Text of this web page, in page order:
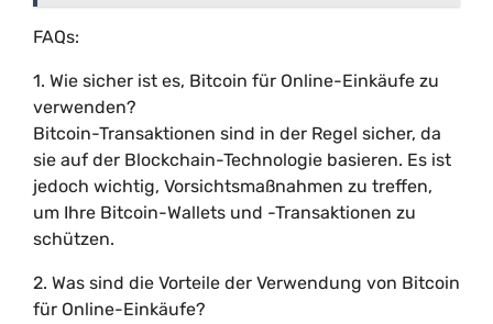
FAQs:
1. Wie sicher ist es, Bitcoin für Online-Einkäufe zu
verwenden?
Bitcoin-Transaktionen sind in der Regel sicher, da
sie auf der Blockchain-Technologie basieren. Es ist
jedoch wichtig, Vorsichtsmaßnahmen zu treffen,
um Ihre Bitcoin-Wallets und -Transaktionen zu
schützen.
2. Was sind die Vorteile der Verwendung von Bitcoin
für Online-Einkäufe?